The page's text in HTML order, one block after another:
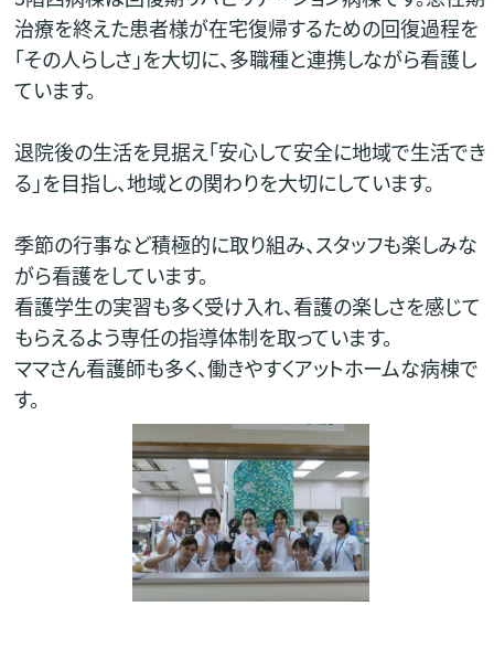
治療を終えた患者様が在宅復帰するための回復過程を
｢その人らしさ」を大切に、多職種と連携しながら看護し
ています。
退院後の生活を見据え「安心して安全に地域で生活でき
る」を目指し、地域との関わりを大切にしています。
季節の行事など積極的に取り組み、スタッフも楽しみな
がら看護をしています。
看護学生の実習も多く受け入れ、看護の楽しさを感じて
もらえるよう専任の指導体制を取っています。
ママさん看護師も多く、働きやすくアットホームな病棟で
す。